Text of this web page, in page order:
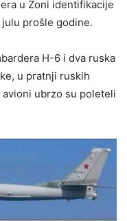
u Zoni identifikacije
prošle godine.
H-6 i dva ruska
u pratnji ruskih
ubrzo su poleteli